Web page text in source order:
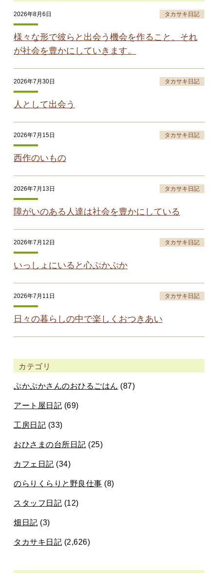
2026年8月6日 タカサキ日記
様々な形で彼らと出会う機会を作ること、それ
が社会を豊かにしていきます。
2026年7月30日 タカサキ日記
人として出会う
2026年7月15日 タカサキ日記
西作のいもの
2026年7月13日 タカサキ日記
障がいのある人達は社会を豊かにしている
2026年7月12日 タカサキ日記
いっしょにいると心ぷかぷか
2026年7月11日 タカサキ日記
日々の暮らしの中で楽しくおつきあい
カテゴリ
ぷかぷかさんのおひるごはん (87)
アート屋日記 (69)
工房日記 (33)
おひさまの台所日記 (25)
カフェ日記 (34)
のらりくらりと野良仕事 (8)
スタッフ日記 (12)
畑日記 (3)
タカサキ日記 (2,626)